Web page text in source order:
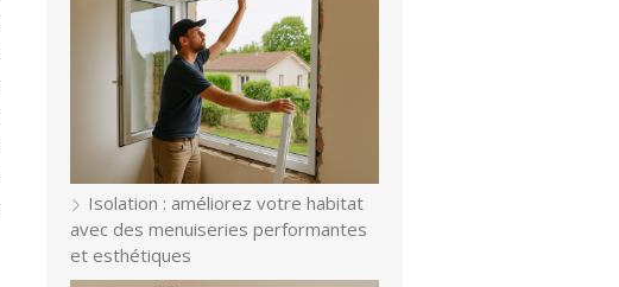
Isolation : améliorez votre habitat
avec des menuiseries performantes
et esthétiques